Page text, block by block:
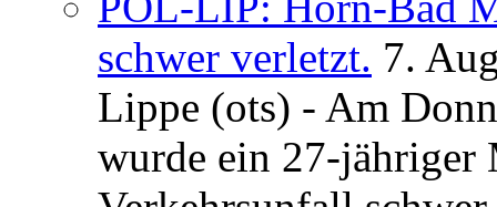
schwer verletzt. 7.
Lippe (ots) - Am
wurde ein 27-jähriger